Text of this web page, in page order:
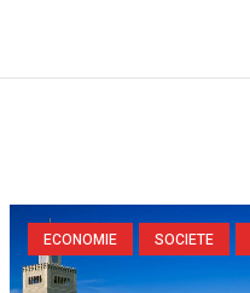
ECONOMIE SOCIETE